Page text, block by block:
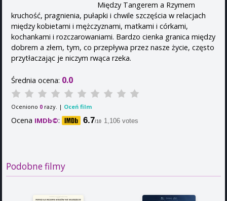
Między Tangerem a Rzymem
kruchość, pragnienia, pułapki i chwile szczęścia w relacjach
między kobietami i mężczyznami, matkami i córkami,
kochankami i rozczarowaniami. Bardzo cienka granica między
dobrem a złem, tym, co przepływa przez nasze życie, często
przytłaczając je niczym rwąca rzeka.
Średnia ocena: 0.0
Oceniono 0 razy. | Oceń film
Ocena IMDb©: 6.7/10 1,106 votes
Podobne filmy